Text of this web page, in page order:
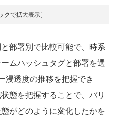
クで拡大表示］
部署別で比較可能で、時系
ムハッシュタグと部署を選
浸透度の推移を把握でき
態を把握することで、バリ
がどのように変化したかを